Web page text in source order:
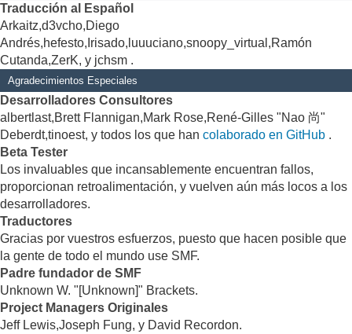
Traducción al Español
Arkaitz,d3vcho,Diego
Andrés,hefesto,Irisado,luuuciano,snoopy_virtual,Ramón
Cutanda,ZerK, y jchsm .
Agradecimientos Especiales
Desarrolladores Consultores
albertlast,Brett Flannigan,Mark Rose,René-Gilles "Nao 尚"
Deberdt,tinoest, y todos los que han colaborado en GitHub .
Beta Tester
Los invaluables que incansablemente encuentran fallos,
proporcionan retroalimentación, y vuelven aún más locos a los
desarrolladores.
Traductores
Gracias por vuestros esfuerzos, puesto que hacen posible que
la gente de todo el mundo use SMF.
Padre fundador de SMF
Unknown W. "[Unknown]" Brackets.
Project Managers Originales
Jeff Lewis,Joseph Fung, y David Recordon.